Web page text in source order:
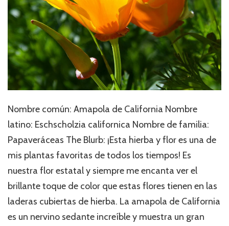
Nombre común: Amapola de California Nombre
latino: Eschscholzia californica Nombre de familia:
Papaveráceas The Blurb: ¡Esta hierba y flor es una de
mis plantas favoritas de todos los tiempos! Es
nuestra flor estatal y siempre me encanta ver el
brillante toque de color que estas flores tienen en las
laderas cubiertas de hierba. La amapola de California
es un nervino sedante increíble y muestra un gran